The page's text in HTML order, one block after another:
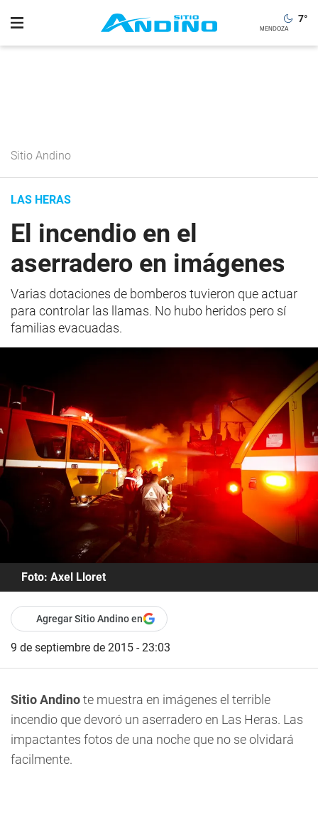
7°
Sitio Andino
LAS HERAS
El incendio en el
aserradero en imágenes
Varias dotaciones de bomberos tuvieron que actuar
para controlar las llamas. No hubo heridos pero sí
familias evacuadas.
Foto: Axel Lloret
Agregar Sitio Andino en
9 de septiembre de 2015 - 23:03
Sitio Andinote muestra en imágenes el terrible
incendio que devoró un aserradero en Las Heras. Las
impactantes fotos de una noche que no se olvidará
facilmente.